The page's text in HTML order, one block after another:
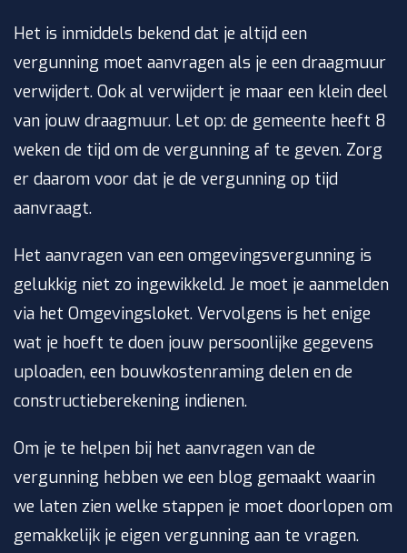
Het is inmiddels bekend dat je altijd een
vergunning moet aanvragen als je een draagmuur
verwijdert. Ook al verwijdert je maar een klein deel
van jouw draagmuur. Let op: de gemeente heeft 8
weken de tijd om de vergunning af te geven. Zorg
er daarom voor dat je de vergunning op tijd
aanvraagt.
Het aanvragen van een omgevingsvergunning is
gelukkig niet zo ingewikkeld. Je moet je aanmelden
via het Omgevingsloket. Vervolgens is het enige
wat je hoeft te doen jouw persoonlijke gegevens
uploaden, een bouwkostenraming delen en de
constructieberekening indienen.
Om je te helpen bij het aanvragen van de
vergunning hebben we een blog gemaakt waarin
we laten zien welke stappen je moet doorlopen om
gemakkelijk je eigen vergunning aan te vragen.